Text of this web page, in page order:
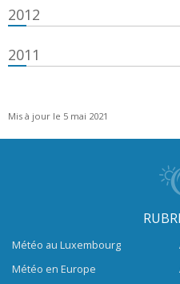
2012
2011
Mis à jour le 5 mai 2021
Météo au Luxembourg
Météo en Europe